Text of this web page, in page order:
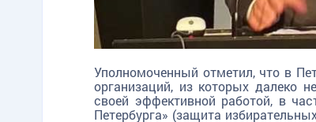
Уполномоченный отметил, что в
организаций, из которых далеко
своей эффективной работой, в
Петербурга» (защита